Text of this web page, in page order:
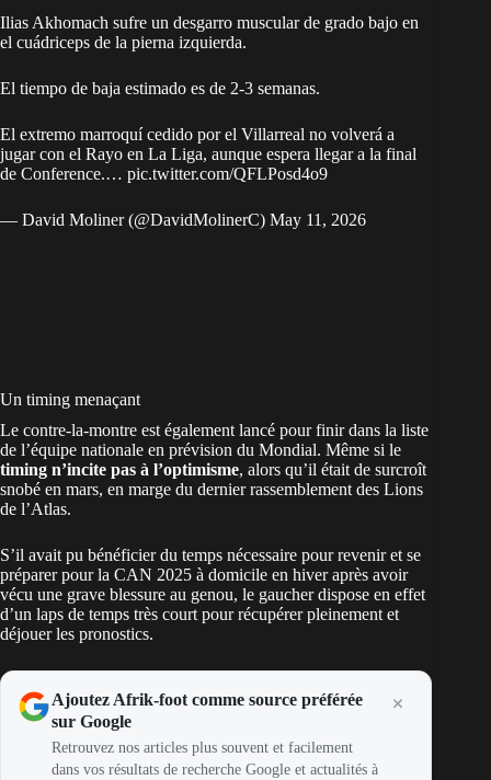
Ilias Akhomach sufre un desgarro muscular de grado bajo en
el cuádriceps de la pierna izquierda.
El tiempo de baja estimado es de 2-3 semanas.
El extremo marroquí cedido por el Villarreal no volverá a
jugar con el Rayo en La Liga, aunque espera llegar a la final
de Conference.… pic.twitter.com/QFLPosd4o9
— David Moliner (@DavidMolinerC) May 11, 2026
Un timing menaçant
Le contre-la-montre est également lancé pour finir dans la liste
de l’équipe nationale en prévision du Mondial. Même si le
timing n’incite pas à l’optimisme, alors qu’il était de surcroît
snobé en mars, en marge du dernier rassemblement des Lions
de l’Atlas.
S’il avait pu bénéficier du temps nécessaire pour revenir et se
préparer pour la CAN 2025 à domicile en hiver après avoir
vécu une grave blessure au genou, le gaucher dispose en effet
d’un laps de temps très court pour récupérer pleinement et
déjouer les pronostics.
Ajoutez Afrik-foot comme source préférée
sur Google
Retrouvez nos articles plus souvent et facilement
dans vos résultats de recherche Google et actualités à